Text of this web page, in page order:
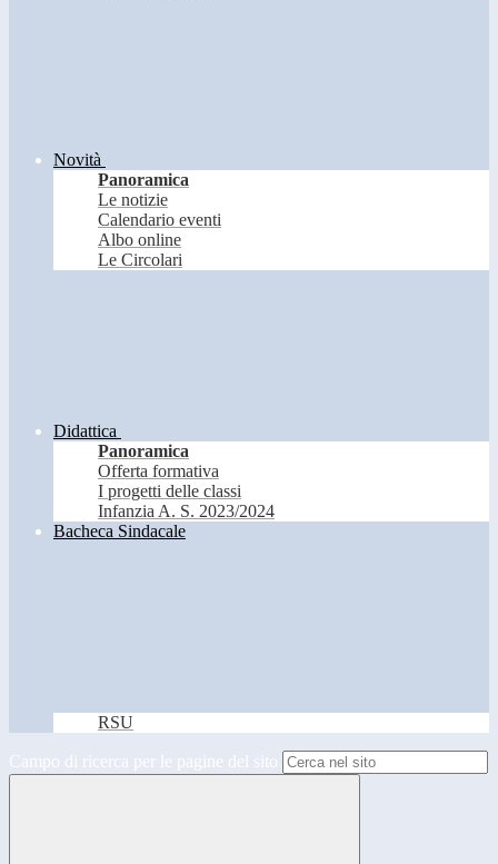
Novità
Panoramica
Le notizie
Calendario eventi
Albo online
Le Circolari
Didattica
Panoramica
Offerta formativa
I progetti delle classi
Infanzia A. S. 2023/2024
Bacheca Sindacale
RSU
Campo di ricerca per le pagine del sito